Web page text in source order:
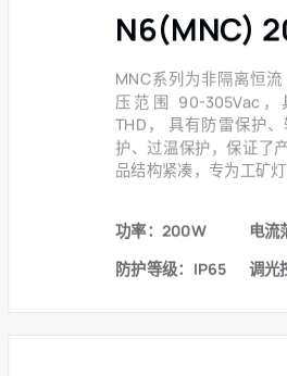
N6(MNC)
MNC系列为非隔离恒
压范围 90-305Vac
THD， 具有防雷保护
护、过温保护，保证了
品结构紧凑，专为工矿
功率：200W 电流
防护等级：IP65
调光